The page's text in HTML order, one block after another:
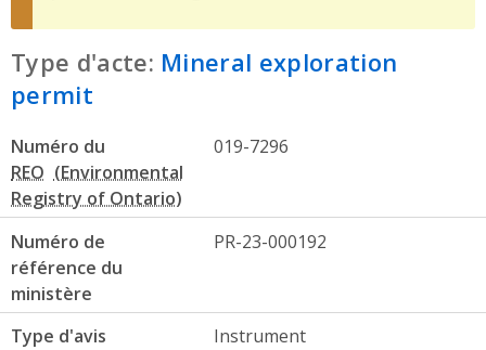
Type d'acte: Mineral exploration
permit
Numéro du
REO
019-7296
Numéro de
référence du
ministère
PR-23-000192
Type d'avis
Instrument